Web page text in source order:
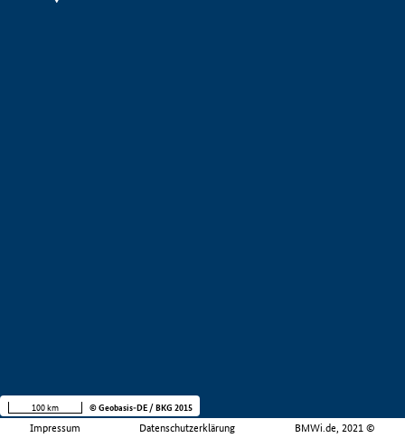
Impressum Datenschutzerklärung BMWi.de, 2021 ©
100 km © Geobasis-DE / BKG 2015